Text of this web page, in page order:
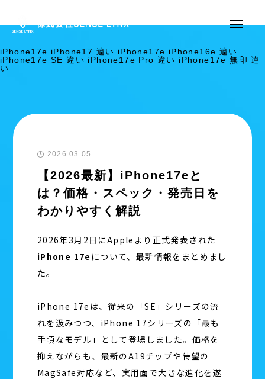
iPhone17e iPhone17 違い iPhone17e iPhone16e 違い
iPhone17e SE 違い iPhone17e Pro 違い iPhone17e 無印 違
い
2026.03.05
【2026最新】iPhone17eと
は？価格・スペック・発売日を
わかりやすく解説
2026年3月2日にAppleより正式発表された
iPhone 17e について、最新情報をまとめまし
た。
iPhone 17eは、従来の「SE」シリーズの流
れを汲みつつ、iPhone 17シリーズの「最も
手頃なモデル」として登場しました。価格を
抑えながらも、最新のA19チップや待望の
MagSafe対応など、実用面で大きな進化を遂